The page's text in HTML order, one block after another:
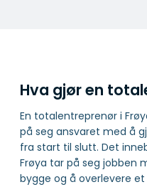
Hva gjør en
En totalentreprenør i
på seg ansvaret med å
fra start til slutt. Det
Frøya tar på seg jobben
bygge og å overlevere